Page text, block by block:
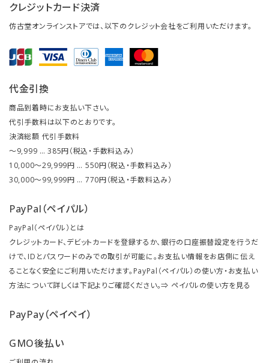
クレジットカード決済
仿古堂オンラインストアでは、以下のクレジット会社をご利用いただけます。
代金引換
商品到着時にお支払い下さい。
代引手数料は以下のとおりです。
決済総額 代引手数料
～9,999 … 385円（税込・手数料込み）
10,000～29,999円 … 550円（税込・手数料込み）
30,000～99,999円 … 770円（税込・手数料込み）
PayPal（ペイパル）
PayPal（ペイパル）とは
クレジットカード、デビットカードを登録するか、銀行の口座振替設定を行うだ
けで、IDとパスワードのみでの取引が可能に。お支払い情報をお店側に伝え
ることなく安全にご利用いただけます。PayPal（ペイパル）の使い方・お支払い
方法について詳しくは下記よりご確認ください。⇒ ペイパルの使い方を見る
PayPay（ペイペイ）
GMO後払い